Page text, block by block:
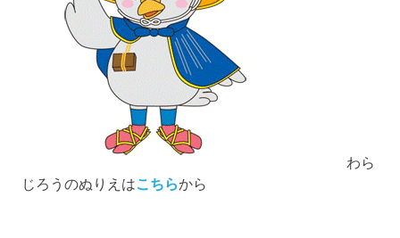
わら
じろうのぬりえはこちらから